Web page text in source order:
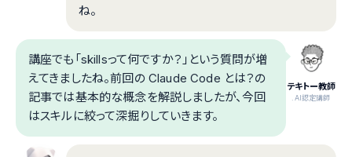
ね。
テキトー教師
.AI認定講師
講座でも「skillsって何ですか？」という質問が増
えてきましたね。前回の Claude Code とは？の
記事では基本的な概念を解説しましたが、今回
はスキルに絞って深掘りしていきます。